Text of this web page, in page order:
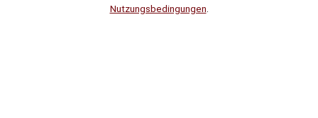
Nutzungsbedingungen.